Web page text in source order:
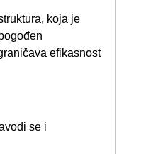
koja je
efikasnost
se i